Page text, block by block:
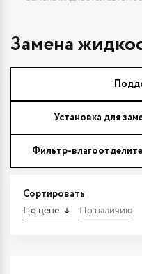
Замена
Установка для
Фильтр-
Сортировать
По цене По наличию